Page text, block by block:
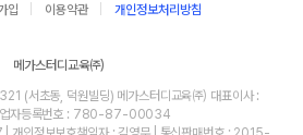
입 이용약관 개인정보처리방침
메가스터디교육㈜
(서초동, 덕원빌딩) 메가스터디교육㈜ 대표이사 :
업자등록번호 : 780-87-00034